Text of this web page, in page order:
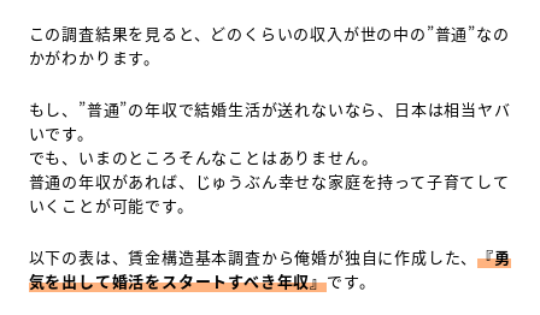
この調査結果を見ると、どのくらいの収入が世の中の”普通”なの
かがわかります。
もし、”普通”の年収で結婚生活が送れないなら、日本は相当ヤバ
いです。
でも、いまのところそんなことはありません。
普通の年収があれば、じゅうぶん幸せな家庭を持って子育てして
いくことが可能です。
以下の表は、賃金構造基本調査から俺婚が独自に作成した、『勇
気を出して婚活をスタートすべき年収』です。